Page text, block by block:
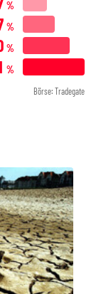
%
%
%
%
Börse: Tradegate